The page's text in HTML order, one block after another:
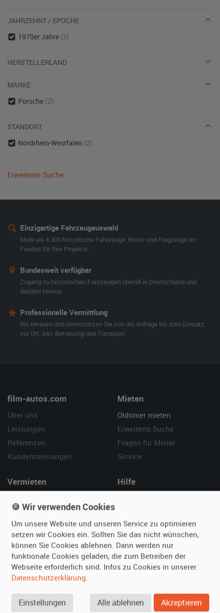
JAHRZEHNT / EPOCHE
1970er Jahre (2)
HERSTELLERLAND
MARKE
Porsche (2)
STANDORT
Nordrhein-Westfalen (2)
Erweiterte Suche
Einzigartige Fahrzeugauswahl
Mehr als 4.300 historische Fahrzeuge, Boote und Flugzeuge im
Fundus für Ihre Projekte.
Bundesweit verfügbar
Zugang zu historischen Fahrzeugen überall in Deutschland und
darüber hinaus.
Professionelle Vermittlung
Wir beraten und unterstützen Sie von der Anfrage bis zum Einsatz
vor Ort, inkl. Betreuung und Transport.
film-autos.com
Über uns
Leistungen
Referenzen
Kundenmeinungen
Mieten
Oldtimer mieten
Erweiterte Suche
Fragen für Mieter
Service
Vermieten
Fotos senden
Fragen für Vermieter
Inserat verwalten
Hilfe
Kontakt
SPECIAL
Berühmte Filmautos –
🍪 Wir verwenden Cookies
Um unsere Website und unseren Service zu optimieren
setzen wir Cookies ein. Sollten Sie das nicht wünschen,
können Sie Cookies ablehnen. Dann werden nur
funktionale Cookies geladen, die zum Betreiben der
Webseite erforderlich sind. Infos zu Cookies in unserer
Datenschutzerklärung.
Einstellungen Alle ablehnen Akzeptieren